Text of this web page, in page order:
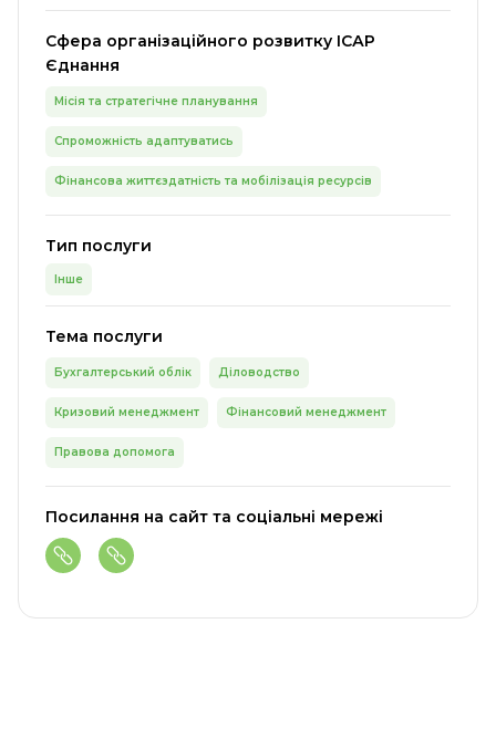
Сфера організаційного розвитку ІСАР
Єднання
Місія та стратегічне планування
Спроможність адаптуватись
Фінансова життєздатність та мобілізація ресурсів
Тип послуги
Інше
Тема послуги
Бухгалтерський облік Діловодство
Кризовий менеджмент Фінансовий менеджмент
Правова допомога
Посилання на сайт та соціальні мережі